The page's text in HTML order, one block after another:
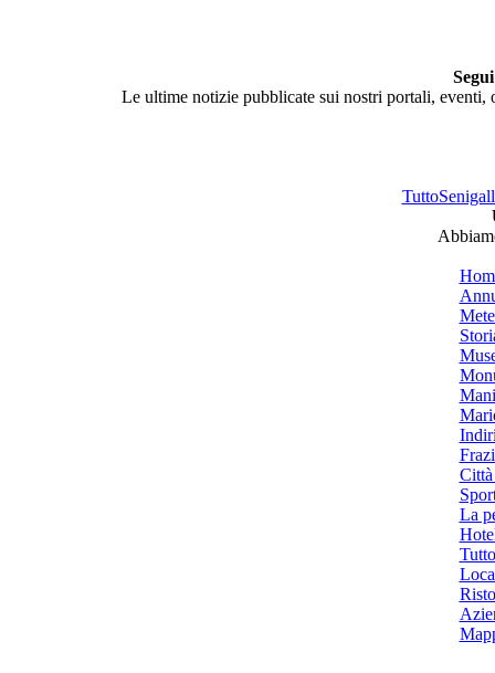
Le ultime notizie pubblicate sui nostri portali,
Città
La